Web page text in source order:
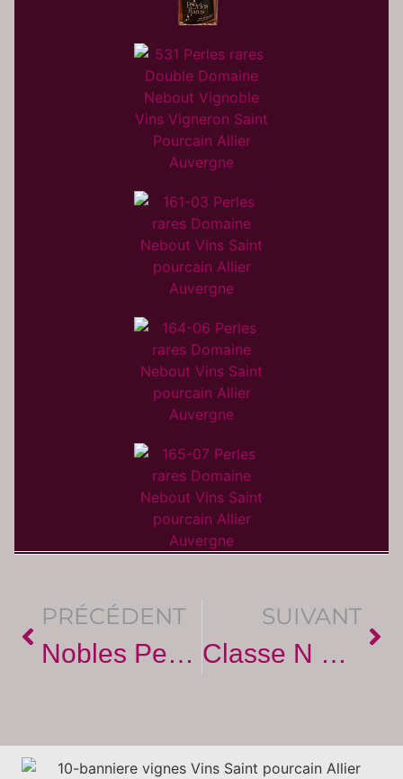
PRÉCÉDENT
Nobles Perles Rosé Brut
SUIVANT
Classe N Rouge Magnum